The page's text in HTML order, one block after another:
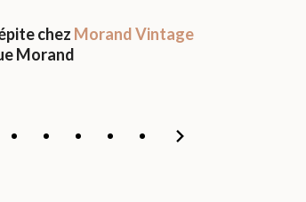
chez Morand Vintage
Morand